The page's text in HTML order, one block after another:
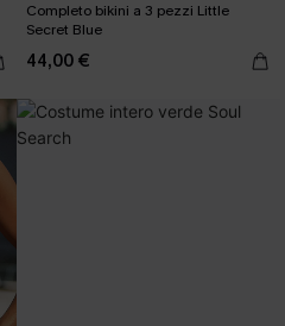
Completo bikini a 3 pezzi Little
Secret Blue
44,00 €